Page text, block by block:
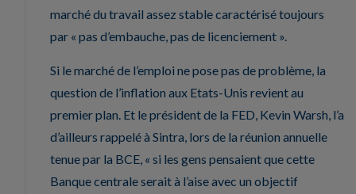
marché du travail assez stable caractérisé toujours
par « pas d’embauche, pas de licenciement ».
Si le marché de l’emploi ne pose pas de problème, la
question de l’inflation aux Etats-Unis revient au
premier plan. Et le président de la FED, Kevin Warsh, l’a
d’ailleurs rappelé à Sintra, lors de la réunion annuelle
tenue par la BCE, « si les gens pensaient que cette
Banque centrale serait à l’aise avec un objectif